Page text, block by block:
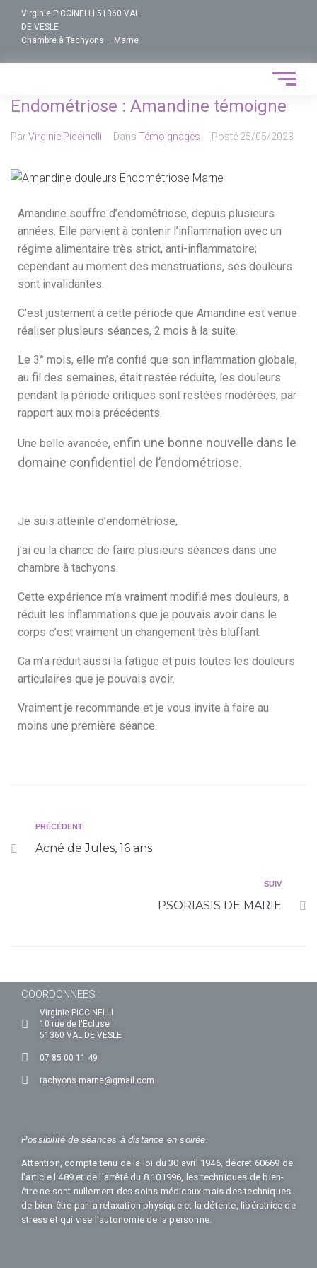
Virginie PICCINELLI 51360 VAL
DE VESLE
Chambre à Tachyons – Marne
Endométriose : Amandine témoigne
ParVirginie Piccinelli Dans Témoignages Posté 25/05/2023
Amandine souffre d’endométriose, depuis plusieurs
années. Elle parvient à contenir l’inflammation avec un
régime alimentaire très strict, anti-inflammatoire;
cependant au moment des menstruations, ses douleurs
sont invalidantes.
C’est justement à cette période que Amandine est venue
réaliser plusieurs séances, 2 mois à la suite.
Le 3° mois, elle m’a confié que son inflammation globale,
au fil des semaines, était restée réduite, les douleurs
pendant la période critiques sont restées modérées, par
rapport aux mois précédents.
Une belle avancée, enfin une bonne nouvelle dans le
domaine confidentiel de l’endométriose.
Je suis atteinte d’endométriose,
j’ai eu la chance de faire plusieurs séances dans une
chambre à tachyons.
Cette expérience m’a vraiment modifié mes douleurs, a
réduit les inflammations que je pouvais avoir dans le
corps c’est vraiment un changement très bluffant.
Ca m’a réduit aussi la fatigue et puis toutes les douleurs
articulaires que je pouvais avoir.
Vraiment je recommande et je vous invite à faire au
moins une première séance.
PRÉCÉDENT
Acné de Jules, 16 ans
SUIV
PSORIASIS DE MARIE
COORDONNEES :
Virginie PICCINELLI
10 rue de l'Ecluse
51360 VAL DE VESLE
07 85 00 11 49
tachyons.marne@gmail.com
Possibilité de séances à distance en soirée.
Attention, compte tenu de la loi du 30 avril 1946, décret 60669 de
l’article l.489 et de l’arrêté du 8.101996, les techniques de bien-
être ne sont nullement des soins médicaux mais des techniques
de bien-être par la relaxation physique et la détente, libératrice de
stress et qui vise l’autonomie de la personne.